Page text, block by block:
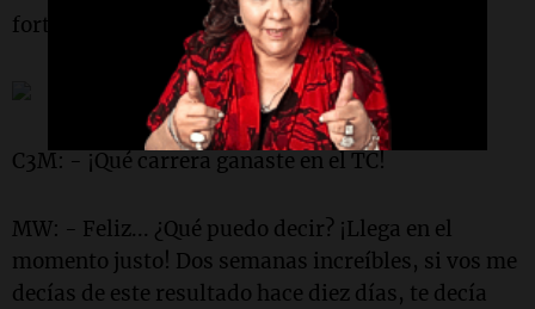
fortaleza que lo motiva para ir por más.
C3M: - ¡Qué carrera ganaste en el TC!
MW: - Feliz... ¿Qué puedo decir? ¡Llega en el
momento justo! Dos semanas increíbles, si vos me
decías de este resultado hace diez días, te decía